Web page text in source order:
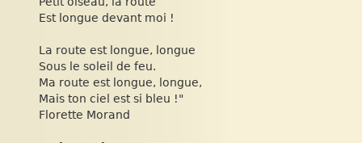
Est longue devant moi !
La route est longue, longue
Sous le soleil de feu.
Ma route est longue, longue,
Mais ton ciel est si bleu !"
Florette Morand